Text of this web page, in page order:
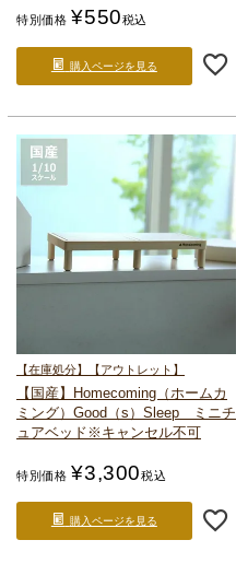
特別価格 ¥550税込
購入ページを見る
【在庫処分】【アウトレット】
【国産】Homecoming（ホームカ
ミング） Good（s）Sleep ミニチ
ュアベッド ※キャンセル不可
特別価格 ¥3,300税込
購入ページを見る